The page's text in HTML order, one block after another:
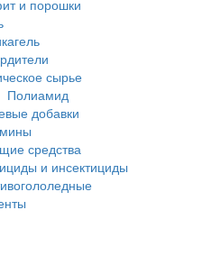
и порошки
сырье
Полиамид
добавки
средства
и инсектициды